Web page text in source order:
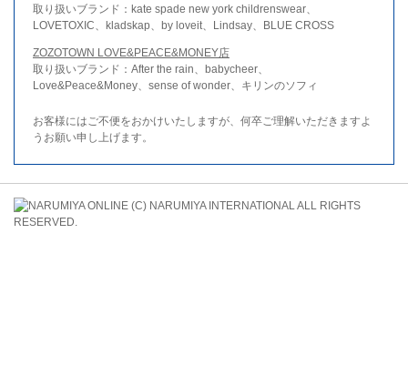
取り扱いブランド：kate spade new york childrenswear、
LOVETOXIC、kladskap、by loveit、Lindsay、BLUE CROSS
ZOZOTOWN LOVE&PEACE&MONEY店
取り扱いブランド：After the rain、babycheer、
Love&Peace&Money、sense of wonder、キリンのソフィ
お客様にはご不便をおかけいたしますが、何卒ご理解いただきますよ
うお願い申し上げます。